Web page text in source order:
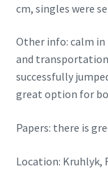
cm, singles were
Other info: calm
and
successfully
great option for
Papers: there is
Location: Kruhlyk,